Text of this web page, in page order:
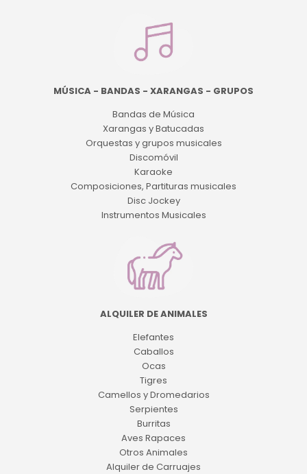
MÚSICA - BANDAS - XARANGAS - GRUPOS
Bandas de Música
Xarangas y Batucadas
Orquestas y grupos musicales
Discomóvil
Karaoke
Composiciones, Partituras musicales
Disc Jockey
Instrumentos Musicales
ALQUILER DE ANIMALES
Elefantes
Caballos
Ocas
Tigres
Camellos y Dromedarios
Serpientes
Burritas
Aves Rapaces
Otros Animales
Alquiler de Carruajes